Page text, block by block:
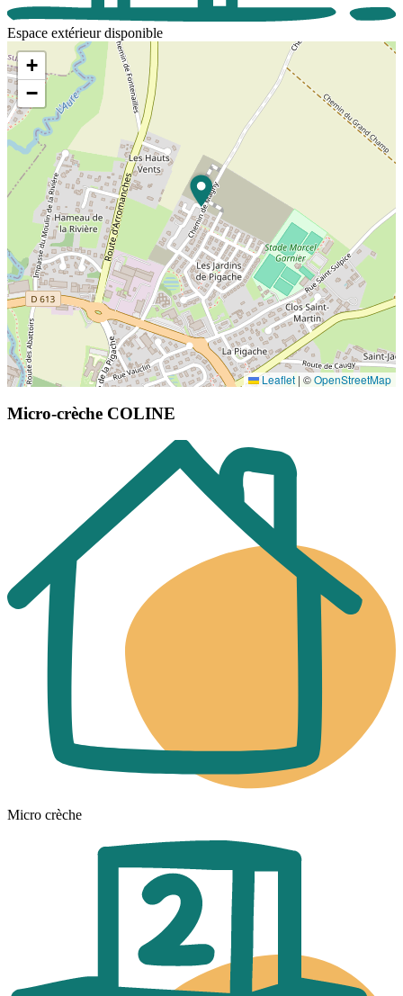
Espace extérieur disponible
+
−
Leaflet | ©OpenStreetMap
Micro-crèche COLINE
Micro crèche